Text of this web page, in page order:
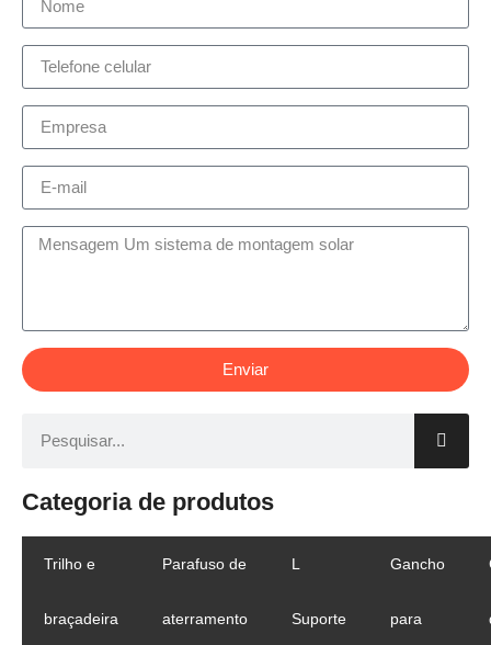
Categoria de produtos
Trilho e
braçadeira
Parafuso de
aterramento
L
Suporte
Gancho
para
Enviar